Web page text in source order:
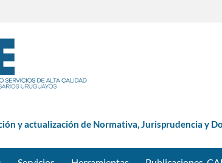
y actualización de Normativa, Jurisprudencia y